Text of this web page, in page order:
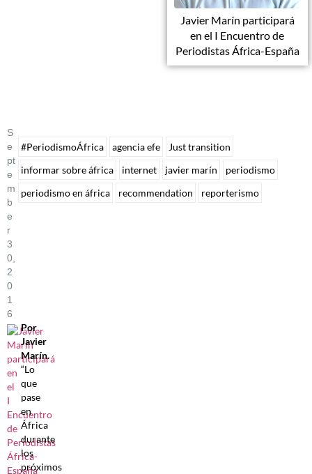
Javier Marín participará
en el I Encuentro de
Periodistas África-España
S
E
Pt
E
M
B
E
R
3
0,
2
0
1
6
Por
Javier
Marín.
“Lo
que
pase
en
África
durante
los
próximos
#PeriodismoÁfrica agencia efe
Just transition
informar sobre áfrica
internet javier marín
periodismo
periodismo en áfrica
recommendation reporterismo